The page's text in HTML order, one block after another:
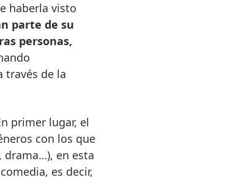
haberla visto
parte de su
personas,
través de la
primer lugar, el
con los que
drama…), en esta
es decir,